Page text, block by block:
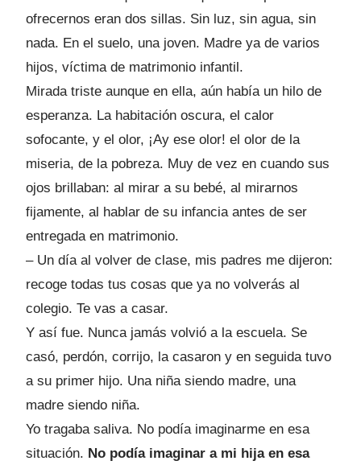
ofrecernos eran dos sillas. Sin luz, sin agua, sin
nada. En el suelo, una joven. Madre ya de varios
hijos, víctima de matrimonio infantil.
Mirada triste aunque en ella, aún había un hilo de
esperanza. La habitación oscura, el calor
sofocante, y el olor, ¡Ay ese olor! el olor de la
miseria, de la pobreza. Muy de vez en cuando sus
ojos brillaban: al mirar a su bebé, al mirarnos
fijamente, al hablar de su infancia antes de ser
entregada en matrimonio.
– Un día al volver de clase, mis padres me dijeron:
recoge todas tus cosas que ya no volverás al
colegio. Te vas a casar.
Y así fue. Nunca jamás volvió a la escuela. Se
casó, perdón, corrijo, la casaron y en seguida tuvo
a su primer hijo. Una niña siendo madre, una
madre siendo niña.
Yo tragaba saliva. No podía imaginarme en esa
situación. No podía imaginar a mi hija en esa